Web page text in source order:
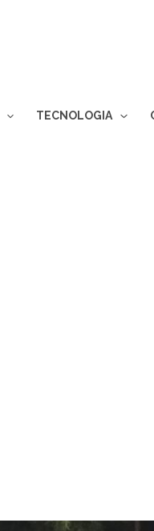
TECNOLOGIA